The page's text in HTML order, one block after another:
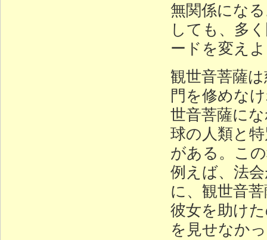
無関係にな
しても、多
ードを変え
観世音菩薩
門を修めな
世音菩薩に
球の人類と
がある。こ
例えば、法
に、観世音
彼女を助け
を見せなか